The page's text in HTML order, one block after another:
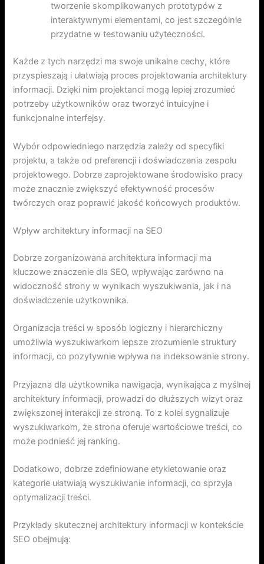
tworzenie skomplikowanych prototypów z
interaktywnymi elementami, co jest szczególnie
przydatne w testowaniu użyteczności.
Każde z tych narzędzi ma swoje unikalne cechy, które
przyspieszają i ułatwiają proces projektowania architektury
informacji. Dzięki nim projektanci mogą lepiej zrozumieć
potrzeby użytkowników oraz tworzyć intuicyjne i
funkcjonalne interfejsy.
Wybór odpowiedniego narzędzia zależy od specyfiki
projektu, a także od preferencji i doświadczenia zespołu
projektowego. Dobrze zaprojektowane środowisko pracy
może znacznie zwiększyć efektywność procesów
twórczych oraz poprawić jakość końcowych produktów.
Wpływ architektury informacji na SEO
Dobrze zorganizowana architektura informacji ma
kluczowe znaczenie dla SEO, wpływając zarówno na
widoczność strony w wynikach wyszukiwania, jak i na
doświadczenie użytkownika.
Organizacja treści w sposób logiczny i hierarchiczny
umożliwia wyszukiwarkom lepsze zrozumienie struktury
informacji, co pozytywnie wpływa na indeksowanie strony.
Przyjazna dla użytkownika nawigacja, wynikająca z myślnej
architektury informacji, prowadzi do dłuższych wizyt oraz
zwiększonej interakcji ze stroną. To z kolei sygnalizuje
wyszukiwarkom, że strona oferuje wartościowe treści, co
może podnieść jej ranking.
Dodatkowo, dobrze zdefiniowane etykietowanie oraz
kategorie ułatwiają wyszukiwanie informacji, co sprzyja
optymalizacji treści.
Przykłady skutecznej architektury informacji w kontekście
SEO obejmują: